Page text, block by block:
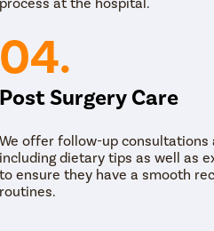
04.
Post Surgery Care
We offer follow-up consultations
including dietary tips as well as
to ensure they have a smooth
routines.